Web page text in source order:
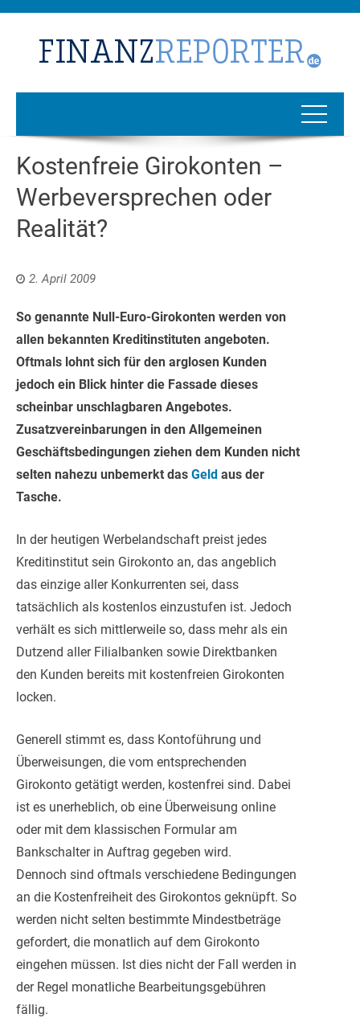
Kostenfreie Girokonten –
Werbeversprechen oder
Realität?
2. April 2009
So genannte Null-Euro-Girokonten werden von
allen bekannten Kreditinstituten angeboten.
Oftmals lohnt sich für den arglosen Kunden
jedoch ein Blick hinter die Fassade dieses
scheinbar unschlagbaren Angebotes.
Zusatzvereinbarungen in den Allgemeinen
Geschäftsbedingungen ziehen dem Kunden nicht
selten nahezu unbemerkt das Geld aus der
Tasche.
In der heutigen Werbelandschaft preist jedes
Kreditinstitut sein Girokonto an, das angeblich
das einzige aller Konkurrenten sei, dass
tatsächlich als kostenlos einzustufen ist. Jedoch
verhält es sich mittlerweile so, dass mehr als ein
Dutzend aller Filialbanken sowie Direktbanken
den Kunden bereits mit kostenfreien Girokonten
locken.
Generell stimmt es, dass Kontoführung und
Überweisungen, die vom entsprechenden
Girokonto getätigt werden, kostenfrei sind. Dabei
ist es unerheblich, ob eine Überweisung online
oder mit dem klassischen Formular am
Bankschalter in Auftrag gegeben wird.
Dennoch sind oftmals verschiedene Bedingungen
an die Kostenfreiheit des Girokontos geknüpft. So
werden nicht selten bestimmte Mindestbeträge
gefordert, die monatlich auf dem Girokonto
eingehen müssen. Ist dies nicht der Fall werden in
der Regel monatliche Bearbeitungsgebühren
fällig.